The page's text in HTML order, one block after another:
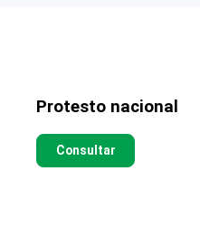
Protesto nacional
Consultar